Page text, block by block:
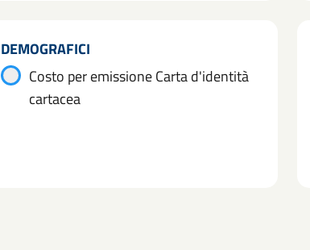
DEMOGRAFICI
Costo per emissione Carta d'identità
cartacea